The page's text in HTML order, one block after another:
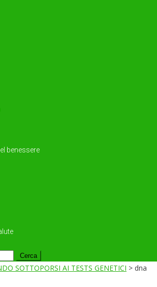
benessere
SOTTOPORSI AI TESTS GENETICI > dna